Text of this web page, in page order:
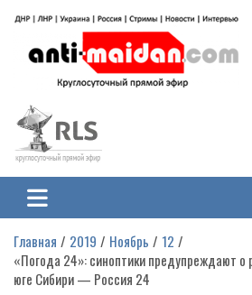
содержимому
Антимайдан:
на Украине
гражданской войне на Украине, включая
ЛНР и других регионах.
Главная 2019 Ноябрь
12
«Погода 24»: синоптики предупреждают о
юге Сибири — Россия 24